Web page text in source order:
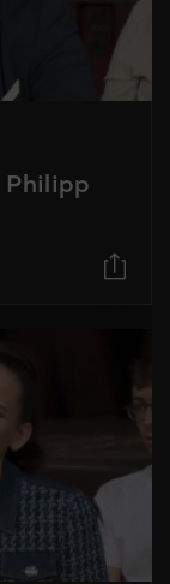
Philipp